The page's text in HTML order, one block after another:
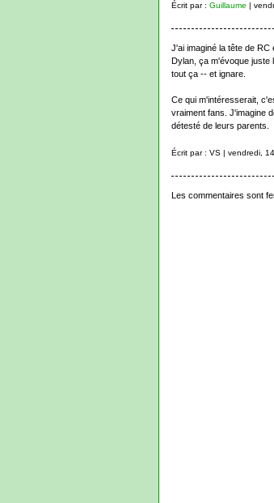
Écrit par : Guillaume |
J'ai imaginé la tête de RC
Dylan, ça m'évoque juste
tout ça -- et ignare.
Ce qui m'intéresserait,
vraiment fans. J'imagine
détesté de leurs parents.
Écrit par : VS | vendredi,
Les commentaires sont